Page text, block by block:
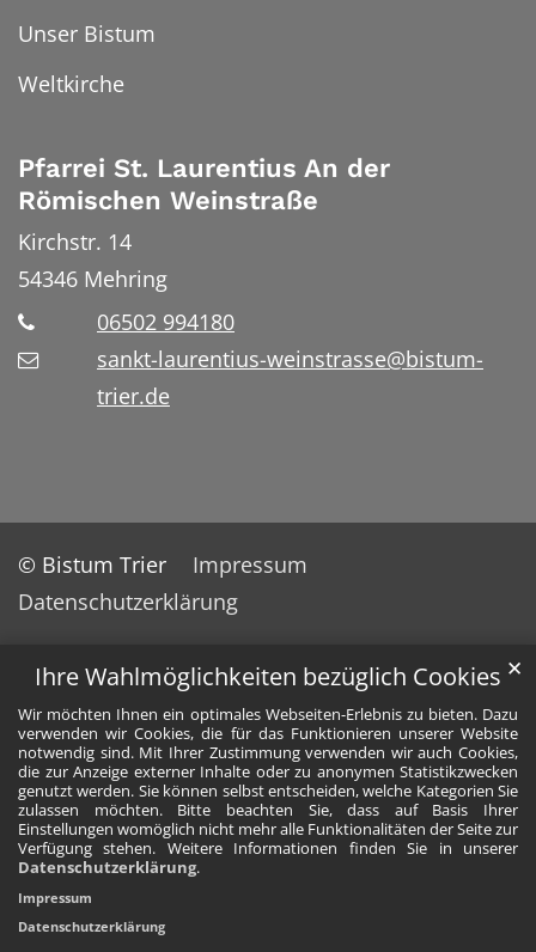
Ihre Wahlmöglichkeiten bezüglich Cookies
Wir möchten Ihnen ein optimales Webseiten-Erlebnis zu bieten. Dazu
verwenden wir Cookies, die für das Funktionieren unserer Website
notwendig sind. Mit Ihrer Zustimmung verwenden wir auch Cookies,
die zur Anzeige externer Inhalte oder zu anonymen Statistikzwecken
genutzt werden. Sie können selbst entscheiden, welche Kategorien Sie
zulassen möchten. Bitte beachten Sie, dass auf Basis Ihrer
Einstellungen womöglich nicht mehr alle Funktionalitäten der Seite zur
Verfügung stehen. Weitere Informationen finden Sie in unserer
Datenschutzerklärung.
✕
Impressum
Datenschutzerklärung
Unser Bistum
Weltkirche
Pfarrei St. Laurentius An der
Römischen Weinstraße
Kirchstr. 14
54346 Mehring
06502 994180
sankt-laurentius-weinstrasse@bistum-
trier.de
© Bistum Trier
Impressum
Datenschutzerklärung